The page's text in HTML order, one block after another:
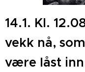
14.1. Kl.
vekk nå,
være låst